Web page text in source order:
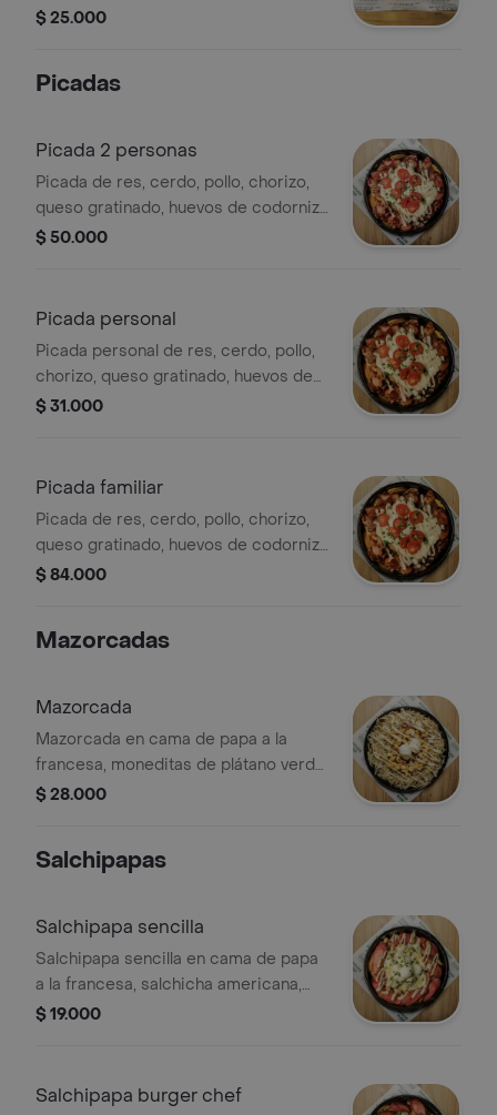
cheddar fundido, papas cabello de
$ 25.000
Picadas
Picada 2 personas
Picada de res, cerdo, pollo, chorizo,
queso gratinado, huevos de codorniz,
salsas de la casa, cama de papa a la
$ 50.000
Picada personal
Picada personal de res, cerdo, pollo,
chorizo, queso gratinado, huevos de
codorniz, salsas de la casa, cama de
$ 31.000
Picada familiar
Picada de res, cerdo, pollo, chorizo,
queso gratinado, huevos de codorniz,
salsas de la casa, cama de papa a la
$ 84.000
Mazorcadas
Mazorcada
Mazorcada en cama de papa a la
francesa, moneditas de plátano verde,
res pollo, maíz tierno, papa cabello de
elegir.
$ 28.000
Salchipapas
Salchipapa sencilla
Salchipapa sencilla en cama de papa
a la francesa, salchicha americana,
queso gratinado, huevos de codorniz
$ 19.000
Salchipapa burger chef